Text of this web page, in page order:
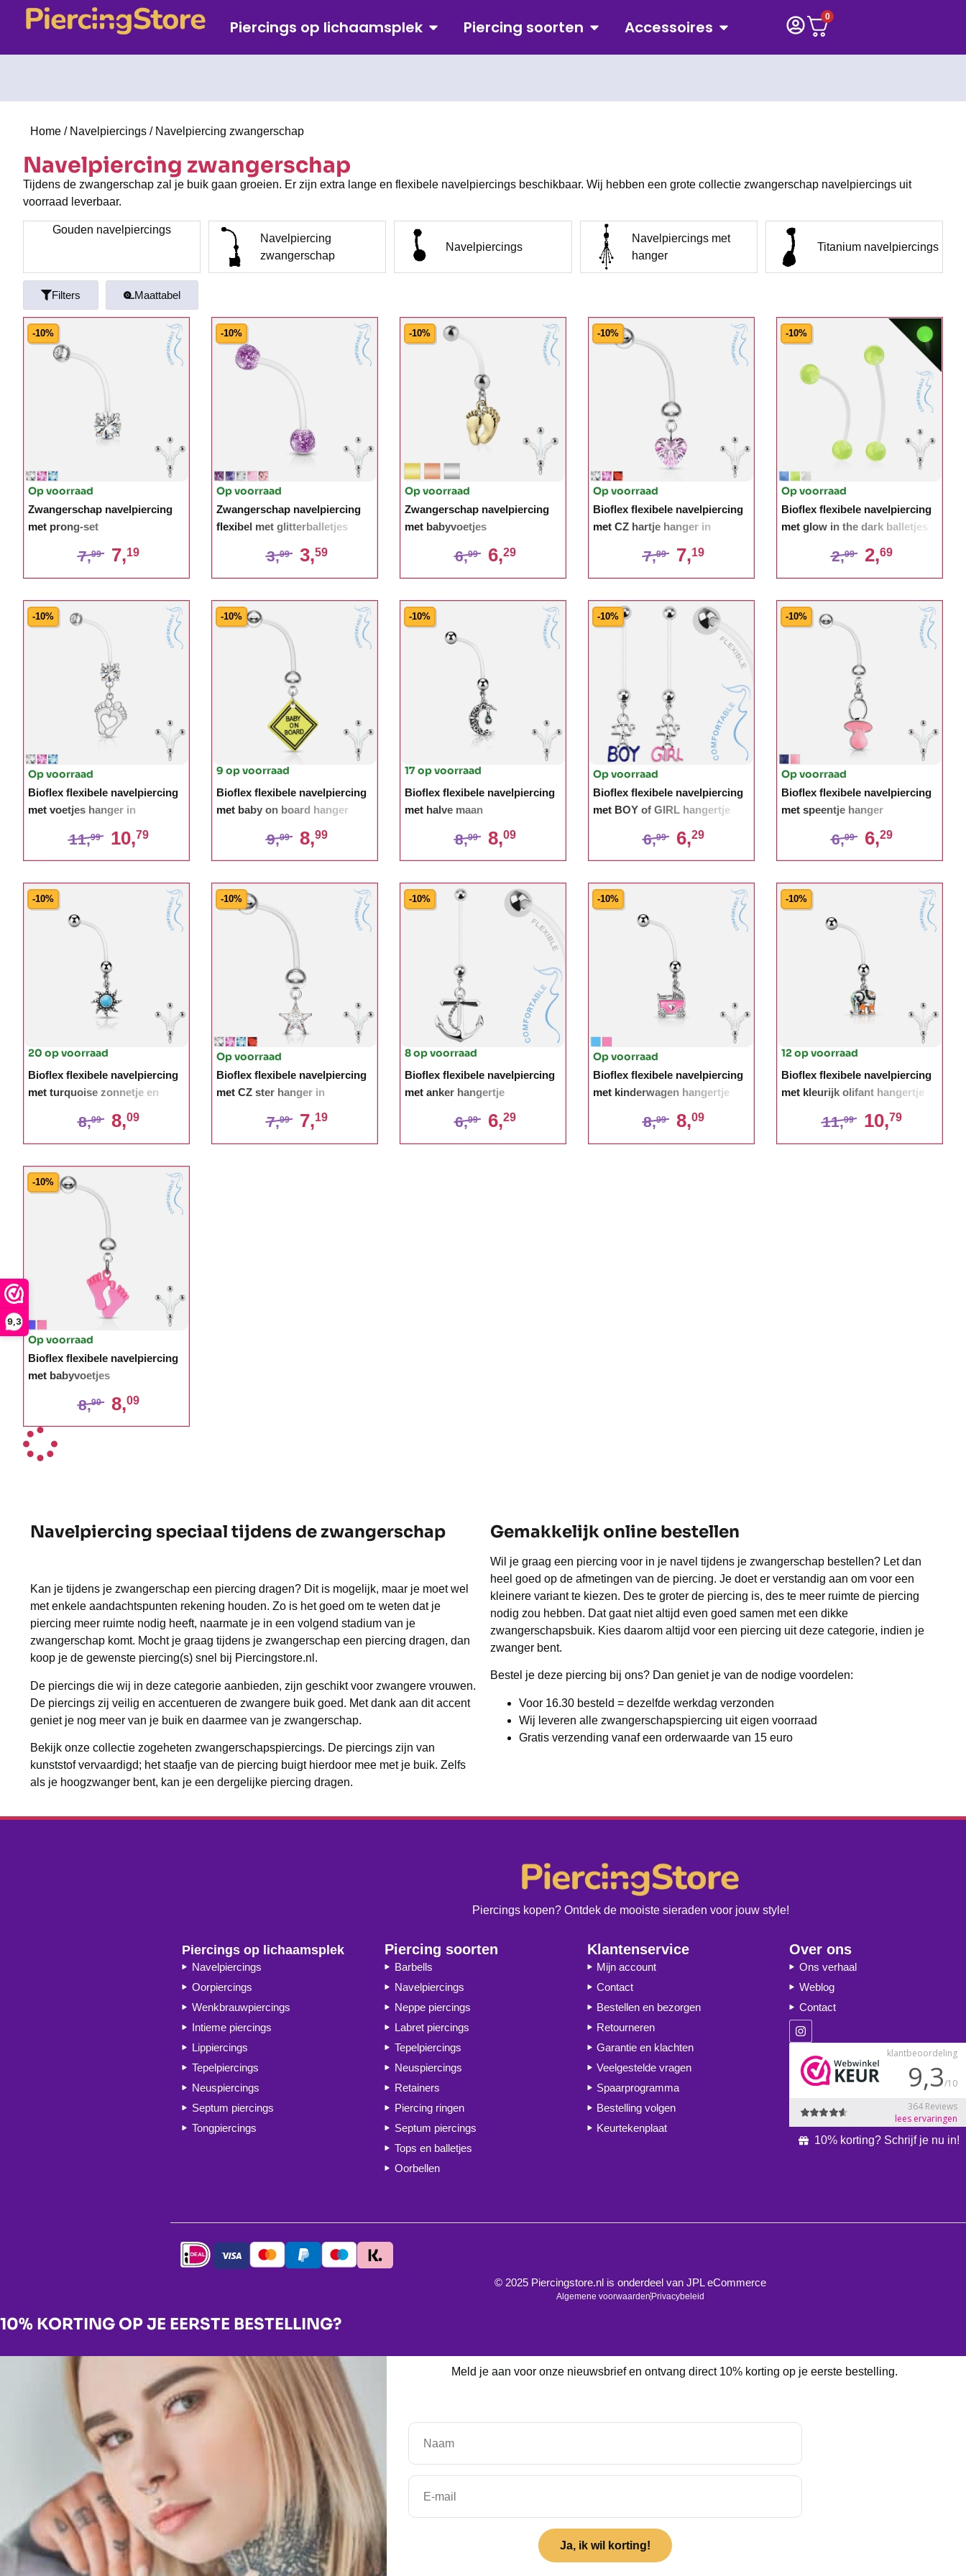
9,3
Piercings op lichaamsplek Piercing soorten Accessoires
0
Home / Navelpiercings / Navelpiercing zwangerschap
Navelpiercing zwangerschap
Tijdens de zwangerschap zal je buik gaan groeien. Er zijn extra lange en flexibele navelpiercings beschikbaar. Wij hebben een grote collectie zwangerschap navelpiercings uit
voorraad leverbaar.
Gouden navelpiercings
Navelpiercing
zwangerschap
Navelpiercings
Navelpiercings met
hanger
Titanium navelpiercings
Filters Maattabel
-10%
Op voorraad
Zwangerschap navelpiercing
met prong-set
7,99 7,19
-10%
Op voorraad
Zwangerschap navelpiercing
flexibel met glitterballetjes
3,99 3,59
-10%
Op voorraad
Zwangerschap navelpiercing
met babyvoetjes
6,99 6,29
-10%
Op voorraad
Bioflex flexibele navelpiercing
met CZ hartje hanger in
7,99 7,19
-10%
Op voorraad
Bioflex flexibele navelpiercing
met glow in the dark balletjes
2,99 2,69
-10%
Op voorraad
Bioflex flexibele navelpiercing
met voetjes hanger in
11,99 10,79
-10%
9 op voorraad
Bioflex flexibele navelpiercing
met baby on board hanger
9,99 8,99
-10%
17 op voorraad
Bioflex flexibele navelpiercing
met halve maan
8,99 8,09
-10%
Op voorraad
Bioflex flexibele navelpiercing
met BOY of GIRL hangertje
6,99 6,29
-10%
Op voorraad
Bioflex flexibele navelpiercing
met speentje hanger
6,99 6,29
-10%
20 op voorraad
Bioflex flexibele navelpiercing
met turquoise zonnetje en
8,99 8,09
-10%
Op voorraad
Bioflex flexibele navelpiercing
met CZ ster hanger in
7,99 7,19
-10%
8 op voorraad
Bioflex flexibele navelpiercing
met anker hangertje
6,99 6,29
-10%
Op voorraad
Bioflex flexibele navelpiercing
met kinderwagen hangertje
8,99 8,09
-10%
12 op voorraad
Bioflex flexibele navelpiercing
met kleurijk olifant hangertje
11,99 10,79
-10%
Op voorraad
Bioflex flexibele navelpiercing
met babyvoetjes
8,99 8,09
Navelpiercing speciaal tijdens de zwangerschap
Kan je tijdens je zwangerschap een piercing dragen? Dit is mogelijk, maar je moet wel
met enkele aandachtspunten rekening houden. Zo is het goed om te weten dat je
piercing meer ruimte nodig heeft, naarmate je in een volgend stadium van je
zwangerschap komt. Mocht je graag tijdens je zwangerschap een piercing dragen, dan
koop je de gewenste piercing(s) snel bij Piercingstore.nl.
De piercings die wij in deze categorie aanbieden, zijn geschikt voor zwangere vrouwen.
De piercings zij veilig en accentueren de zwangere buik goed. Met dank aan dit accent
geniet je nog meer van je buik en daarmee van je zwangerschap.
Bekijk onze collectie zogeheten zwangerschapspiercings. De piercings zijn van
kunststof vervaardigd; het staafje van de piercing buigt hierdoor mee met je buik. Zelfs
als je hoogzwanger bent, kan je een dergelijke piercing dragen.
Gemakkelijk online bestellen
Wil je graag een piercing voor in je navel tijdens je zwangerschap bestellen? Let dan
heel goed op de afmetingen van de piercing. Je doet er verstandig aan om voor een
kleinere variant te kiezen. Des te groter de piercing is, des te meer ruimte de piercing
nodig zou hebben. Dat gaat niet altijd even goed samen met een dikke
zwangerschapsbuik. Kies daarom altijd voor een piercing uit deze categorie, indien je
zwanger bent.
Bestel je deze piercing bij ons? Dan geniet je van de nodige voordelen:
Voor 16.30 besteld = dezelfde werkdag verzonden
Wij leveren alle zwangerschapspiercing uit eigen voorraad
Gratis verzending vanaf een orderwaarde van 15 euro
Piercings kopen? Ontdek de mooiste sieraden voor jouw style!
Piercings op lichaamsplek
Navelpiercings
Oorpiercings
Wenkbrauwpiercings
Intieme piercings
Lippiercings
Tepelpiercings
Neuspiercings
Septum piercings
Tongpiercings
Piercing soorten
Barbells
Navelpiercings
Neppe piercings
Labret piercings
Tepelpiercings
Neuspiercings
Retainers
Piercing ringen
Septum piercings
Tops en balletjes
Oorbellen
Klantenservice
Mijn account
Contact
Bestellen en bezorgen
Retourneren
Garantie en klachten
Veelgestelde vragen
Spaarprogramma
Bestelling volgen
Keurtekenplaat
Over ons
Ons verhaal
Weblog
Contact
10% korting? Schrijf je nu in!
© 2025 Piercingstore.nl is onderdeel van JPL eCommerce
Algemene voorwaardenPrivacybeleid
10% KORTING OP JE EERSTE BESTELLING?
Meld je aan voor onze nieuwsbrief en ontvang direct 10% korting op je eerste bestelling.
Ja, ik wil korting!